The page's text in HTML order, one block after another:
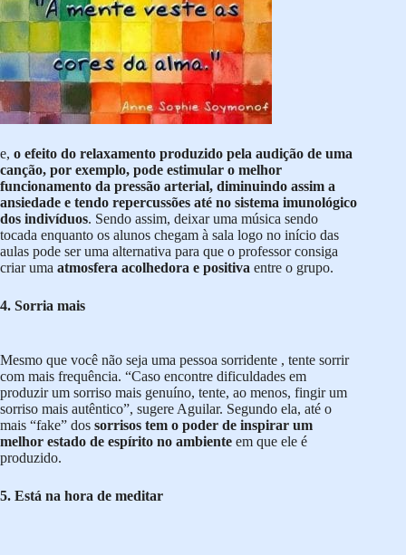
e, o efeito do relaxamento produzido pela audição de uma
canção, por exemplo, pode estimular o melhor
funcionamento da pressão arterial, diminuindo assim a
ansiedade e tendo repercussões até no sistema imunológico
dos indivíduos. Sendo assim, deixar uma música sendo
tocada enquanto os alunos chegam à sala logo no início das
aulas pode ser uma alternativa para que o professor consiga
criar uma atmosfera acolhedora e positiva entre o grupo.
4. Sorria mais
Mesmo que você não seja uma pessoa sorridente , tente sorrir
com mais frequência. “Caso encontre dificuldades em
produzir um sorriso mais genuíno, tente, ao menos, fingir um
sorriso mais autêntico”, sugere Aguilar. Segundo ela, até o
mais “fake” dos sorrisos tem o poder de inspirar um
melhor estado de espírito no ambiente em que ele é
produzido.
5. Está na hora de meditar